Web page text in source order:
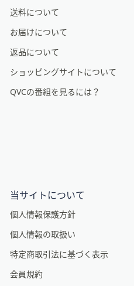
送料について
お届けについて
返品について
ショッピングサイトについて
QVCの番組を見るには？
当サイトについて
個人情報保護方針
個人情報の取扱い
特定商取引法に基づく表示
会員規約